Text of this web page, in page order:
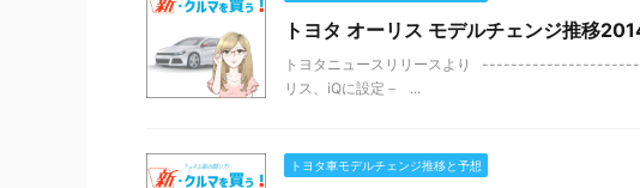
トヨタ オーリス モデルチェンジ推移
トヨタニュースリリースより ----------------------
リス、iQに設定－ ...
トヨタ車モデルチェンジ推移と予想